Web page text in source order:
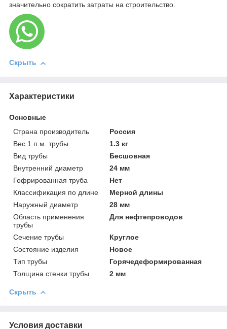
значительно сократить затраты на строительство.
Скрыть
Характеристики
Основные
Страна производитель
Россия
Вес 1 п.м. трубы
1.3 кг
Вид трубы
Бесшовная
Внутренний диаметр
24 мм
Гофрированная труба
Нет
Классификация по длине
Мерной длины
Наружный диаметр
28 мм
Область применения
трубы
Для нефтепроводов
Сечение трубы
Круглое
Состояние изделия
Новое
Тип трубы
Горячедеформированная
Толщина стенки трубы
2 мм
Скрыть
Условия доставки